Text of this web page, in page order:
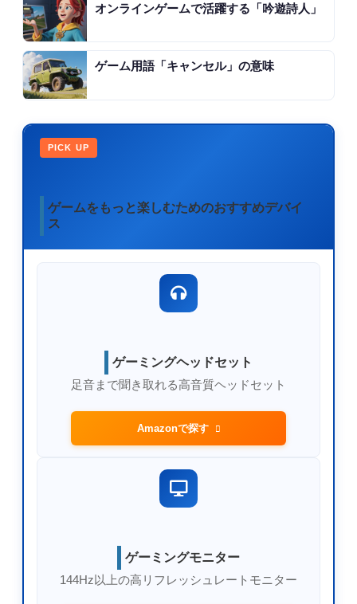
オンラインゲームで活躍する「吟遊詩人」
ゲーム用語「キャンセル」の意味
PICK UP
ゲームをもっと楽しむためのおすすめデバイ
ス
ゲーミングヘッドセット
足音まで聞き取れる高音質ヘッドセット
Amazonで探す
ゲーミングモニター
144Hz以上の高リフレッシュレートモニター